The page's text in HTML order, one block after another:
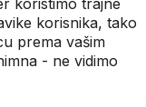
koristimo trajne
korisnika, tako
prema vašim
- ne vidimo